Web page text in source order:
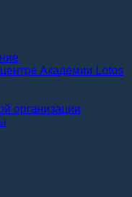
Академии Lotos
организации